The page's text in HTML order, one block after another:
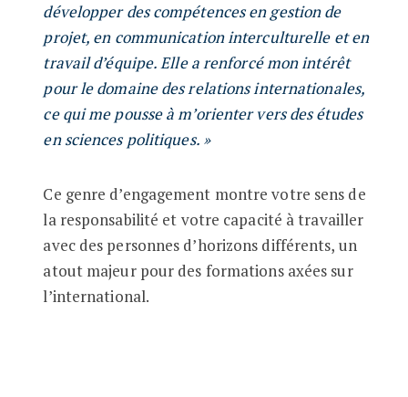
développer des compétences en gestion de
projet, en communication interculturelle et en
travail d’équipe. Elle a renforcé mon intérêt
pour le domaine des relations internationales,
ce qui me pousse à m’orienter vers des études
en sciences politiques. »
Ce genre d’engagement montre votre sens de
la responsabilité et votre capacité à travailler
avec des personnes d’horizons différents, un
atout majeur pour des formations axées sur
l’international.